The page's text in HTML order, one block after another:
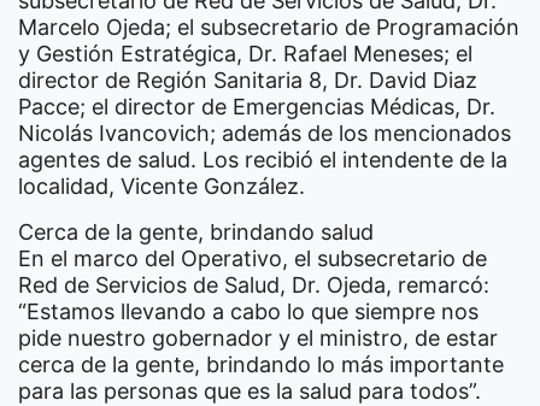
Marcelo Ojeda; el subsecretario de Programación
y Gestión Estratégica, Dr. Rafael Meneses; el
director de Región Sanitaria 8, Dr. David Diaz
Pacce; el director de Emergencias Médicas, Dr.
Nicolás Ivancovich; además de los mencionados
agentes de salud. Los recibió el intendente de la
localidad, Vicente González.
Cerca de la gente, brindando salud
En el marco del Operativo, el subsecretario de
Red de Servicios de Salud, Dr. Ojeda, remarcó:
“Estamos llevando a cabo lo que siempre nos
pide nuestro gobernador y el ministro, de estar
cerca de la gente, brindando lo más importante
para las personas que es la salud para todos”.